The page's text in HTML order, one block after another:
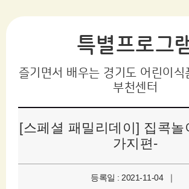
특별프로그
즐기면서 배우는 경기도 어린이식
부천센터
[스페셜 패밀리데이] 집콕놀
가지편-
등록일 : 2021-11-04 ｜